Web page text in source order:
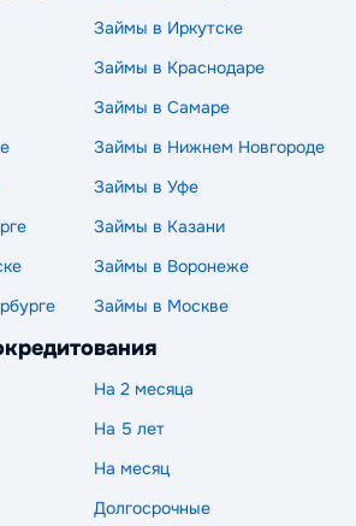
Займы в Иркутске
Займы в Краснодаре
Займы в Самаре
Займы в Нижнем Новгороде
Займы в Уфе
Займы в Казани
Займы в Воронеже
Займы в Москве
На 2 месяца
На 5 лет
На месяц
Долгосрочные